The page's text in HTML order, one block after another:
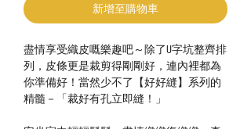
新增至購物車
盡情享受織皮嘅樂趣吧～除了U字坑整齊排
列，皮條更是裁剪得剛剛好，連內裡都為
你準備好！當然少不了【好好縫】系列的
精髓－「裁好有孔立即縫！」